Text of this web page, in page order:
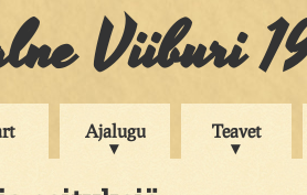
Viiburi
Ajalugu Teavet